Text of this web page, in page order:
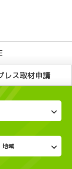
レス取材申請
地域